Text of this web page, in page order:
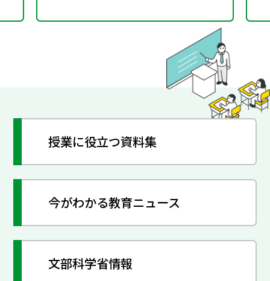
授業に役立つ資料集
今がわかる教育ニュース
文部科学省情報